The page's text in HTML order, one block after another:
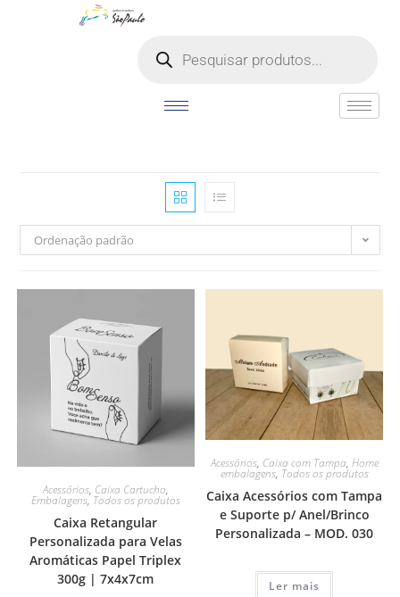
Ordenação padrão
Acessórios, Caixa Cartucho,
Embalagens, Todos os produtos
Caixa Retangular
Personalizada para Velas
Aromáticas Papel Triplex
300g | 7x4x7cm
Acessórios, Caixa com Tampa, Home
embalagens, Todos os produtos
Caixa Acessórios com Tampa
e Suporte p/ Anel/Brinco
Personalizada – MOD. 030
Ler mais